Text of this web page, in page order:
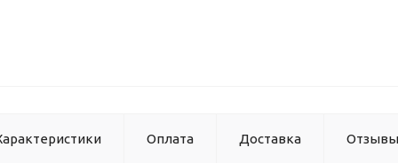
Оплата Доставка Отзывы